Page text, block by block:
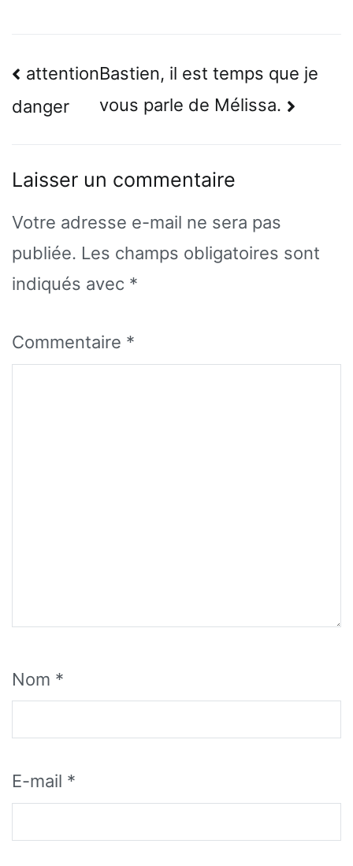
Navigation
de
attention
danger
Bastien, il est temps que je
vous parle de Mélissa.
Laisser un commentaire
Votre adresse e-mail ne sera pas
publiée. Les champs obligatoires sont
indiqués avec *
Commentaire *
Nom *
E-mail *